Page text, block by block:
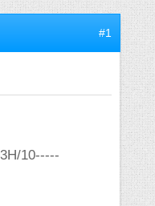
#1
10-----